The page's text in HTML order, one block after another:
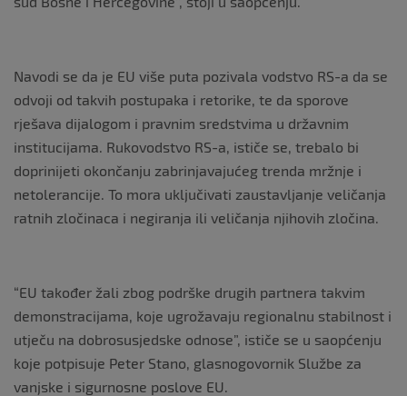
Navodi se da je EU više puta pozivala vodstvo RS-a da se
odvoji od takvih postupaka i retorike, te da sporove
rješava dijalogom i pravnim sredstvima u državnim
institucijama. Rukovodstvo RS-a, ističe se, trebalo bi
doprinijeti okončanju zabrinjavajućeg trenda mržnje i
netolerancije. To mora uključivati zaustavljanje veličanja
ratnih zločinaca i negiranja ili veličanja njihovih zločina.
“EU također žali zbog podrške drugih partnera takvim
demonstracijama, koje ugrožavaju regionalnu stabilnost i
utječu na dobrosusjedske odnose”, ističe se u saopćenju
koje potpisuje Peter Stano, glasnogovornik Službe za
vanjske i sigurnosne poslove EU.